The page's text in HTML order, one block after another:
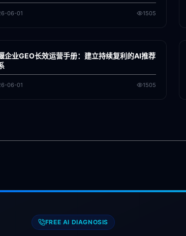
06-01 1505
企业GEO长效运营手册：建立持续复利的AI推荐
06-01 1505
FREE AI DIAGNOSIS